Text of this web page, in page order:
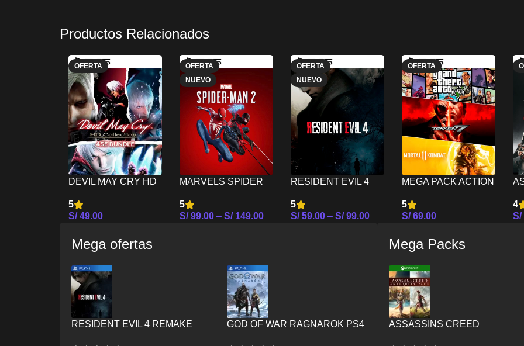
Productos Relacionados
OFERTA
DEVIL MAY CRY HD
4SE BUNDLE PS5
5
S/49.00
OFERTA
NUEVO
MARVELS SPIDER
5
S/99.00 – S/149.00
OFERTA
NUEVO
RESIDENT EVIL 4
5
S/59.00 – S/99.00
OFERTA
MEGA PACK ACTION
5
S/69.00
4
S/
Mega ofertas
RESIDENT EVIL 4 REMAKE
GOD OF WAR RAGNAROK PS4
Mega Packs
ASSASSINS CREED